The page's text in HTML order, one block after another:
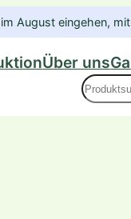
August eingehen,
Über uns
Suche